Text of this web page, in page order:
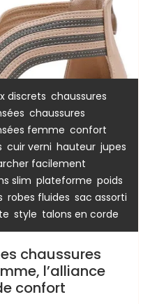
discrets chaussures
chaussures
femme confort
cuir verni hauteur jupes
facilement
slim plateforme poids
robes fluides sac assorti
style talons en corde
chaussures
l’alliance
confort